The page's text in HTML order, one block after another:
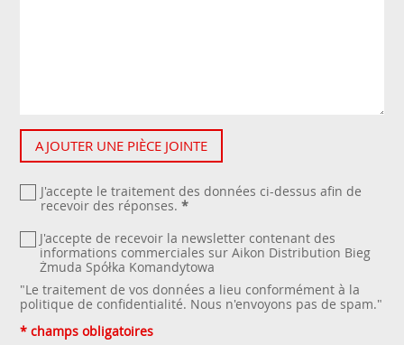
AJOUTER UNE PIÈCE JOINTE
J'accepte le traitement des données ci-dessus afin de
recevoir des réponses. *
J'accepte de recevoir la newsletter contenant des
informations commerciales sur Aikon Distribution Bieg
Żmuda Spółka Komandytowa
"Le traitement de vos données a lieu conformément à la
politique de confidentialité. Nous n'envoyons pas de spam."
* champs obligatoires